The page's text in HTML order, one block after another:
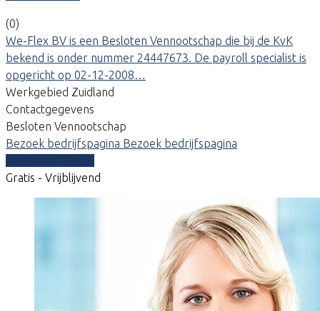
(0)
We-Flex BV is een Besloten Vennootschap die bij de KvK
bekend is onder nummer 24447673. De payroll specialist is
opgericht op 02-12-2008…
Werkgebied Zuidland
Contactgegevens
Besloten Vennootschap
Bezoek bedrijfspagina Bezoek bedrijfspagina
Gratis - Vrijblijvend